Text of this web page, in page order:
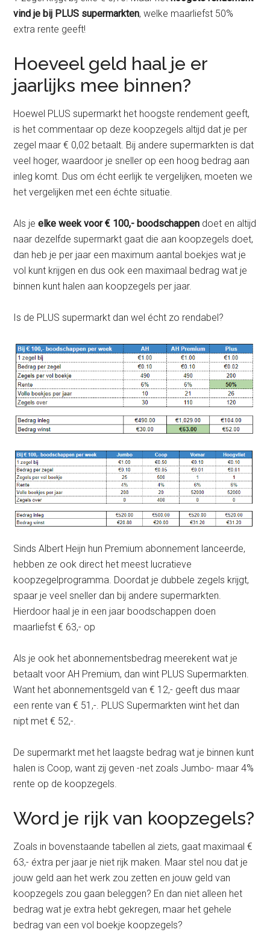
vind je bij PLUS supermarkten, welke maarliefst 50%
extra rente geeft!
Hoeveel geld haal je er
jaarlijks mee binnen?
Hoewel PLUS supermarkt het hoogste rendement geeft,
is het commentaar op deze koopzegels altijd dat je per
zegel maar € 0,02 betaalt. Bij andere supermarkten is dat
veel hoger, waardoor je sneller op een hoog bedrag aan
inleg komt. Dus om écht eerlijk te vergelijken, moeten we
het vergelijken met een échte situatie.
Als jeelke week voor € 100,- boodschappen doet en altijd
naar dezelfde supermarkt gaat die aan koopzegels doet,
dan heb je per jaar een maximum aantal boekjes wat je
vol kunt krijgen en dus ook een maximaal bedrag wat je
binnen kunt halen aan koopzegels per jaar.
Is de PLUS supermarkt dan wel écht zo rendabel?
Sinds Albert Heijn hun Premium abonnement lanceerde,
hebben ze ook direct het meest lucratieve
koopzegelprogramma. Doordat je dubbele zegels krijgt,
spaar je veel sneller dan bij andere supermarkten.
Hierdoor haal je in een jaar boodschappen doen
maarliefst € 63,- op
Als je ook het abonnementsbedrag meerekent wat je
betaalt voor AH Premium, dan wint PLUS Supermarkten.
Want het abonnementsgeld van € 12,- geeft dus maar
een rente van € 51,-. PLUS Supermarkten wint het dan
nipt met € 52,-.
De supermarkt met het laagste bedrag wat je binnen kunt
halen is Coop, want zij geven -net zoals Jumbo- maar 4%
rente op de koopzegels.
Word je rijk van koopzegels?
Zoals in bovenstaande tabellen al ziets, gaat maximaal €
63,- éxtra per jaar je niet rijk maken. Maar stel nou dat je
jouw geld aan het werk zou zetten en jouw geld van
koopzegels zou gaan beleggen? En dan niet alleen het
bedrag wat je extra hebt gekregen, maar het gehele
bedrag van een vol boekje koopzegels?